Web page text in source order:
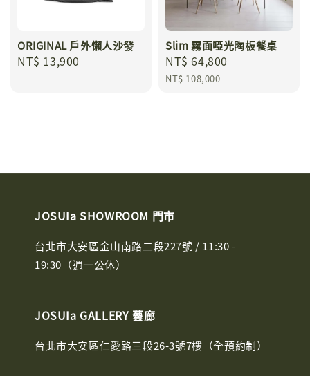
ORIGINAL 戶外懶人沙發
Regular
NT$ 13,900
Slim 霧面啞光陶板餐桌
Sale
price
NT$ 64,800
NT$ 108,000
JOSUIa SHOWROOM 門市
台北市大安區金山南路二段227號 / 11:30 -
19:30（週一公休）
JOSUIa GALLERY 藝廊
台北市大安區仁愛路三段26-3號7樓（全預約制）